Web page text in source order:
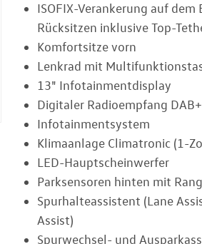
ISOFIX-Verankerung auf
Rücksitzen inklusive Top-
Komfortsitze vorn
Lenkrad mit
13" Infotainmentdisplay
Digitaler Radioempfang DAB+
Infotainmentsystem
Klimaanlage Climatronic (1-
LED-Hauptscheinwerfer
Parksensoren hinten mit
Spurhalteassistent (Lane
Assist)
Spurwechsel- und